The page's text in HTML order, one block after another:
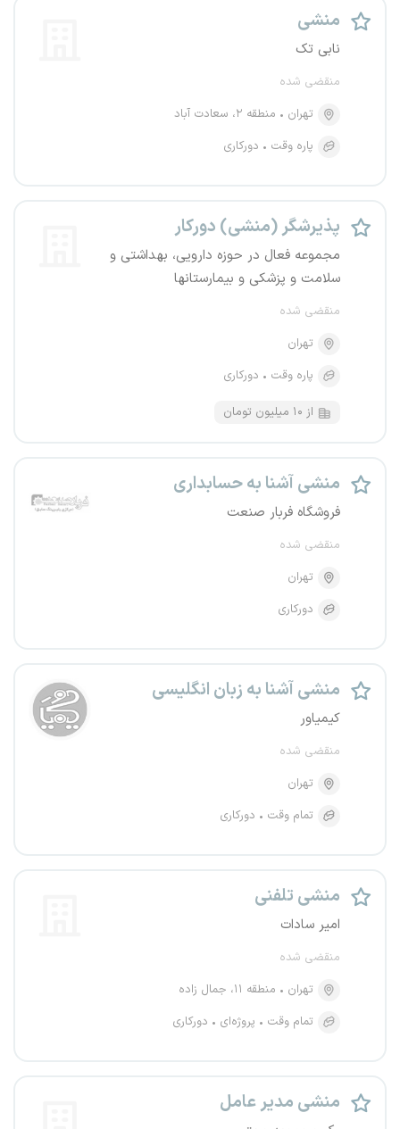
منشی
نابی تک
منقضی شده
تهران
منطقه ۲، سعادت آباد
پاره وقت
دورکاری
پذیرشگر (منشی) دورکار
مجموعه فعال در حوزه دارویی، بهداشتی و
سلامت و پزشکی و بیمارستانها
منقضی شده
تهران
پاره وقت
دورکاری
از ۱۰ میلیون تومان
منشی آشنا به حسابداری
فروشگاه فربار صنعت
منقضی شده
تهران
دورکاری
منشی آشنا به زبان انگلیسی
کیمیاور
منقضی شده
تهران
تمام وقت
دورکاری
منشی تلفنی
امیر سادات
منقضی شده
تهران
منطقه ۱۱، جمال زاده
تمام وقت
پروژه‌ای دورکاری
منشی مدیر عامل